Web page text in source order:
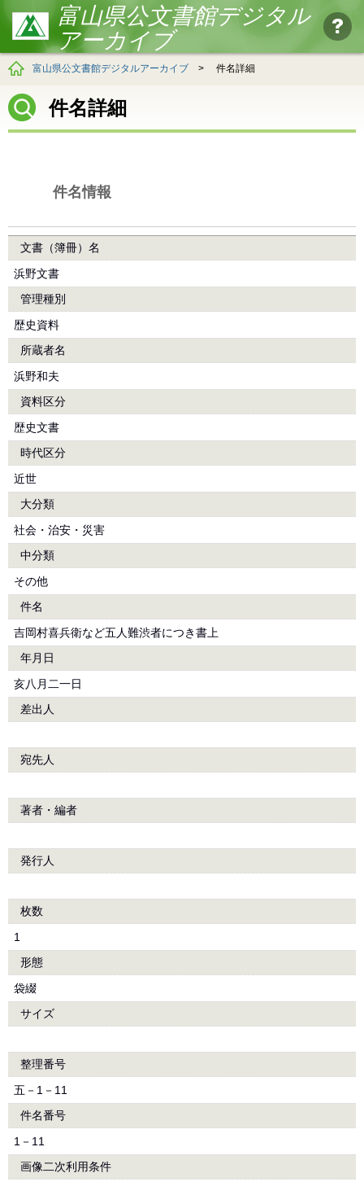
富山県公文書館デジタル
アーカイブ
富山県公文書館デジタルアーカイブ > 件名詳細
件名詳細
件名情報
文書（簿冊）名
浜野文書
管理種別
歴史資料
所蔵者名
浜野和夫
資料区分
歴史文書
時代区分
近世
大分類
社会・治安・災害
中分類
その他
件名
吉岡村喜兵衛など五人難渋者につき書上
年月日
亥八月二一日
差出人
宛先人
著者・編者
発行人
枚数
1
形態
袋綴
サイズ
整理番号
五－1－11
件名番号
1－11
画像二次利用条件